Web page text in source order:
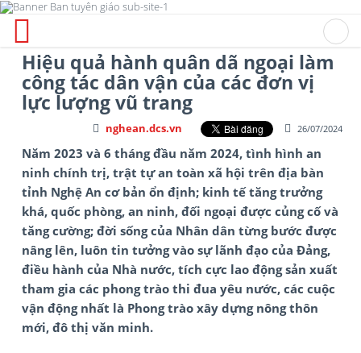
Hiệu quả hành quân dã ngoại làm
công tác dân vận của các đơn vị
lực lượng vũ trang
26/07/2024
nghean.dcs.vn
Năm 2023 và 6 tháng đầu năm 2024, tình hình an
ninh chính trị, trật tự an toàn xã hội trên địa bàn
tỉnh Nghệ An cơ bản ổn định; kinh tế tăng trưởng
khá, quốc phòng, an ninh, đối ngoại được củng cố và
tăng cường; đời sống của Nhân dân từng bước được
nâng lên, luôn tin tưởng vào sự lãnh đạo của Đảng,
điều hành của Nhà nước, tích cực lao động sản xuất
tham gia các phong trào thi đua yêu nước, các cuộc
vận động nhất là Phong trào xây dựng nông thôn
mới, đô thị văn minh.